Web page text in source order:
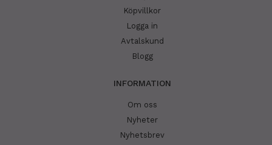
Köpvillkor
Logga in
Avtalskund
Blogg
INFORMATION
Om oss
Nyheter
Nyhetsbrev